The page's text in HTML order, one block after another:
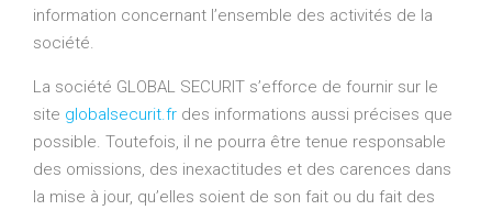
information concernant l’ensemble des activités de la
société.
La société GLOBAL SECURIT s’efforce de fournir sur le
site globalsecurit.fr des informations aussi précises que
possible. Toutefois, il ne pourra être tenue responsable
des omissions, des inexactitudes et des carences dans
la mise à jour, qu’elles soient de son fait ou du fait des